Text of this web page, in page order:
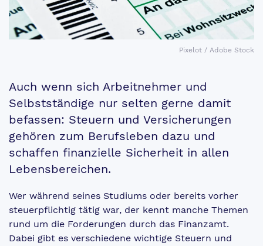
Pixelot / Adobe Stock
Auch wenn sich Arbeitnehmer und
Selbstständige nur selten gerne damit
befassen: Steuern und Versicherungen
gehören zum Berufsleben dazu und
schaffen finanzielle Sicherheit in allen
Lebensbereichen.
Wer während seines Studiums oder bereits vorher
steuerpflichtig tätig war, der kennt manche Themen
rund um die Forderungen durch das Finanzamt.
Dabei gibt es verschiedene wichtige Steuern und